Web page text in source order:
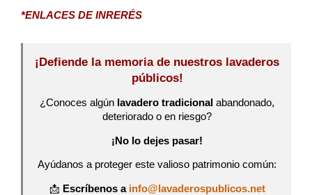
*ENLACES DE INRERÉS
¡Defiende la memoria de nuestros lavaderos
públicos!
¿Conoces algún lavadero tradicional abandonado,
deteriorado o en riesgo?
¡No lo dejes pasar!
Ayúdanos a proteger este valioso patrimonio común:
📩 Escríbenos a info@lavaderospublicos.net